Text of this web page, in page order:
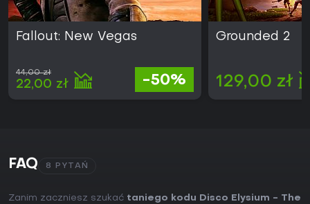
Fallout: New Vegas
44,00 zł
22,00 zł -50%
Grounded 2
129,00 zł
FAQ 8 PYTAŃ
Zanim zaczniesz szukać taniego kodu Disco Elysium - The